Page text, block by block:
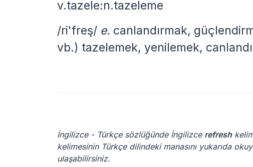
v.tazele:n.tazeleme
/ri'freş/ e. canlandırmak,
vb.) tazelemek, yenilemek,
İngilizce - Türkçe sözlüğünde İngilizce refresh
kelimesinin Türkçe dilindeki manasını yukarıda
ulaşabilirsiniz.